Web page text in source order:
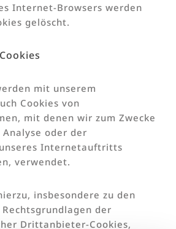
Internet-Browsers werden
gelöscht.
mit unserem
Cookies von
mit denen wir zum Zwecke
oder der
Internetauftritts
verwendet.
insbesondere zu den
der
Drittanbieter-Cookies,